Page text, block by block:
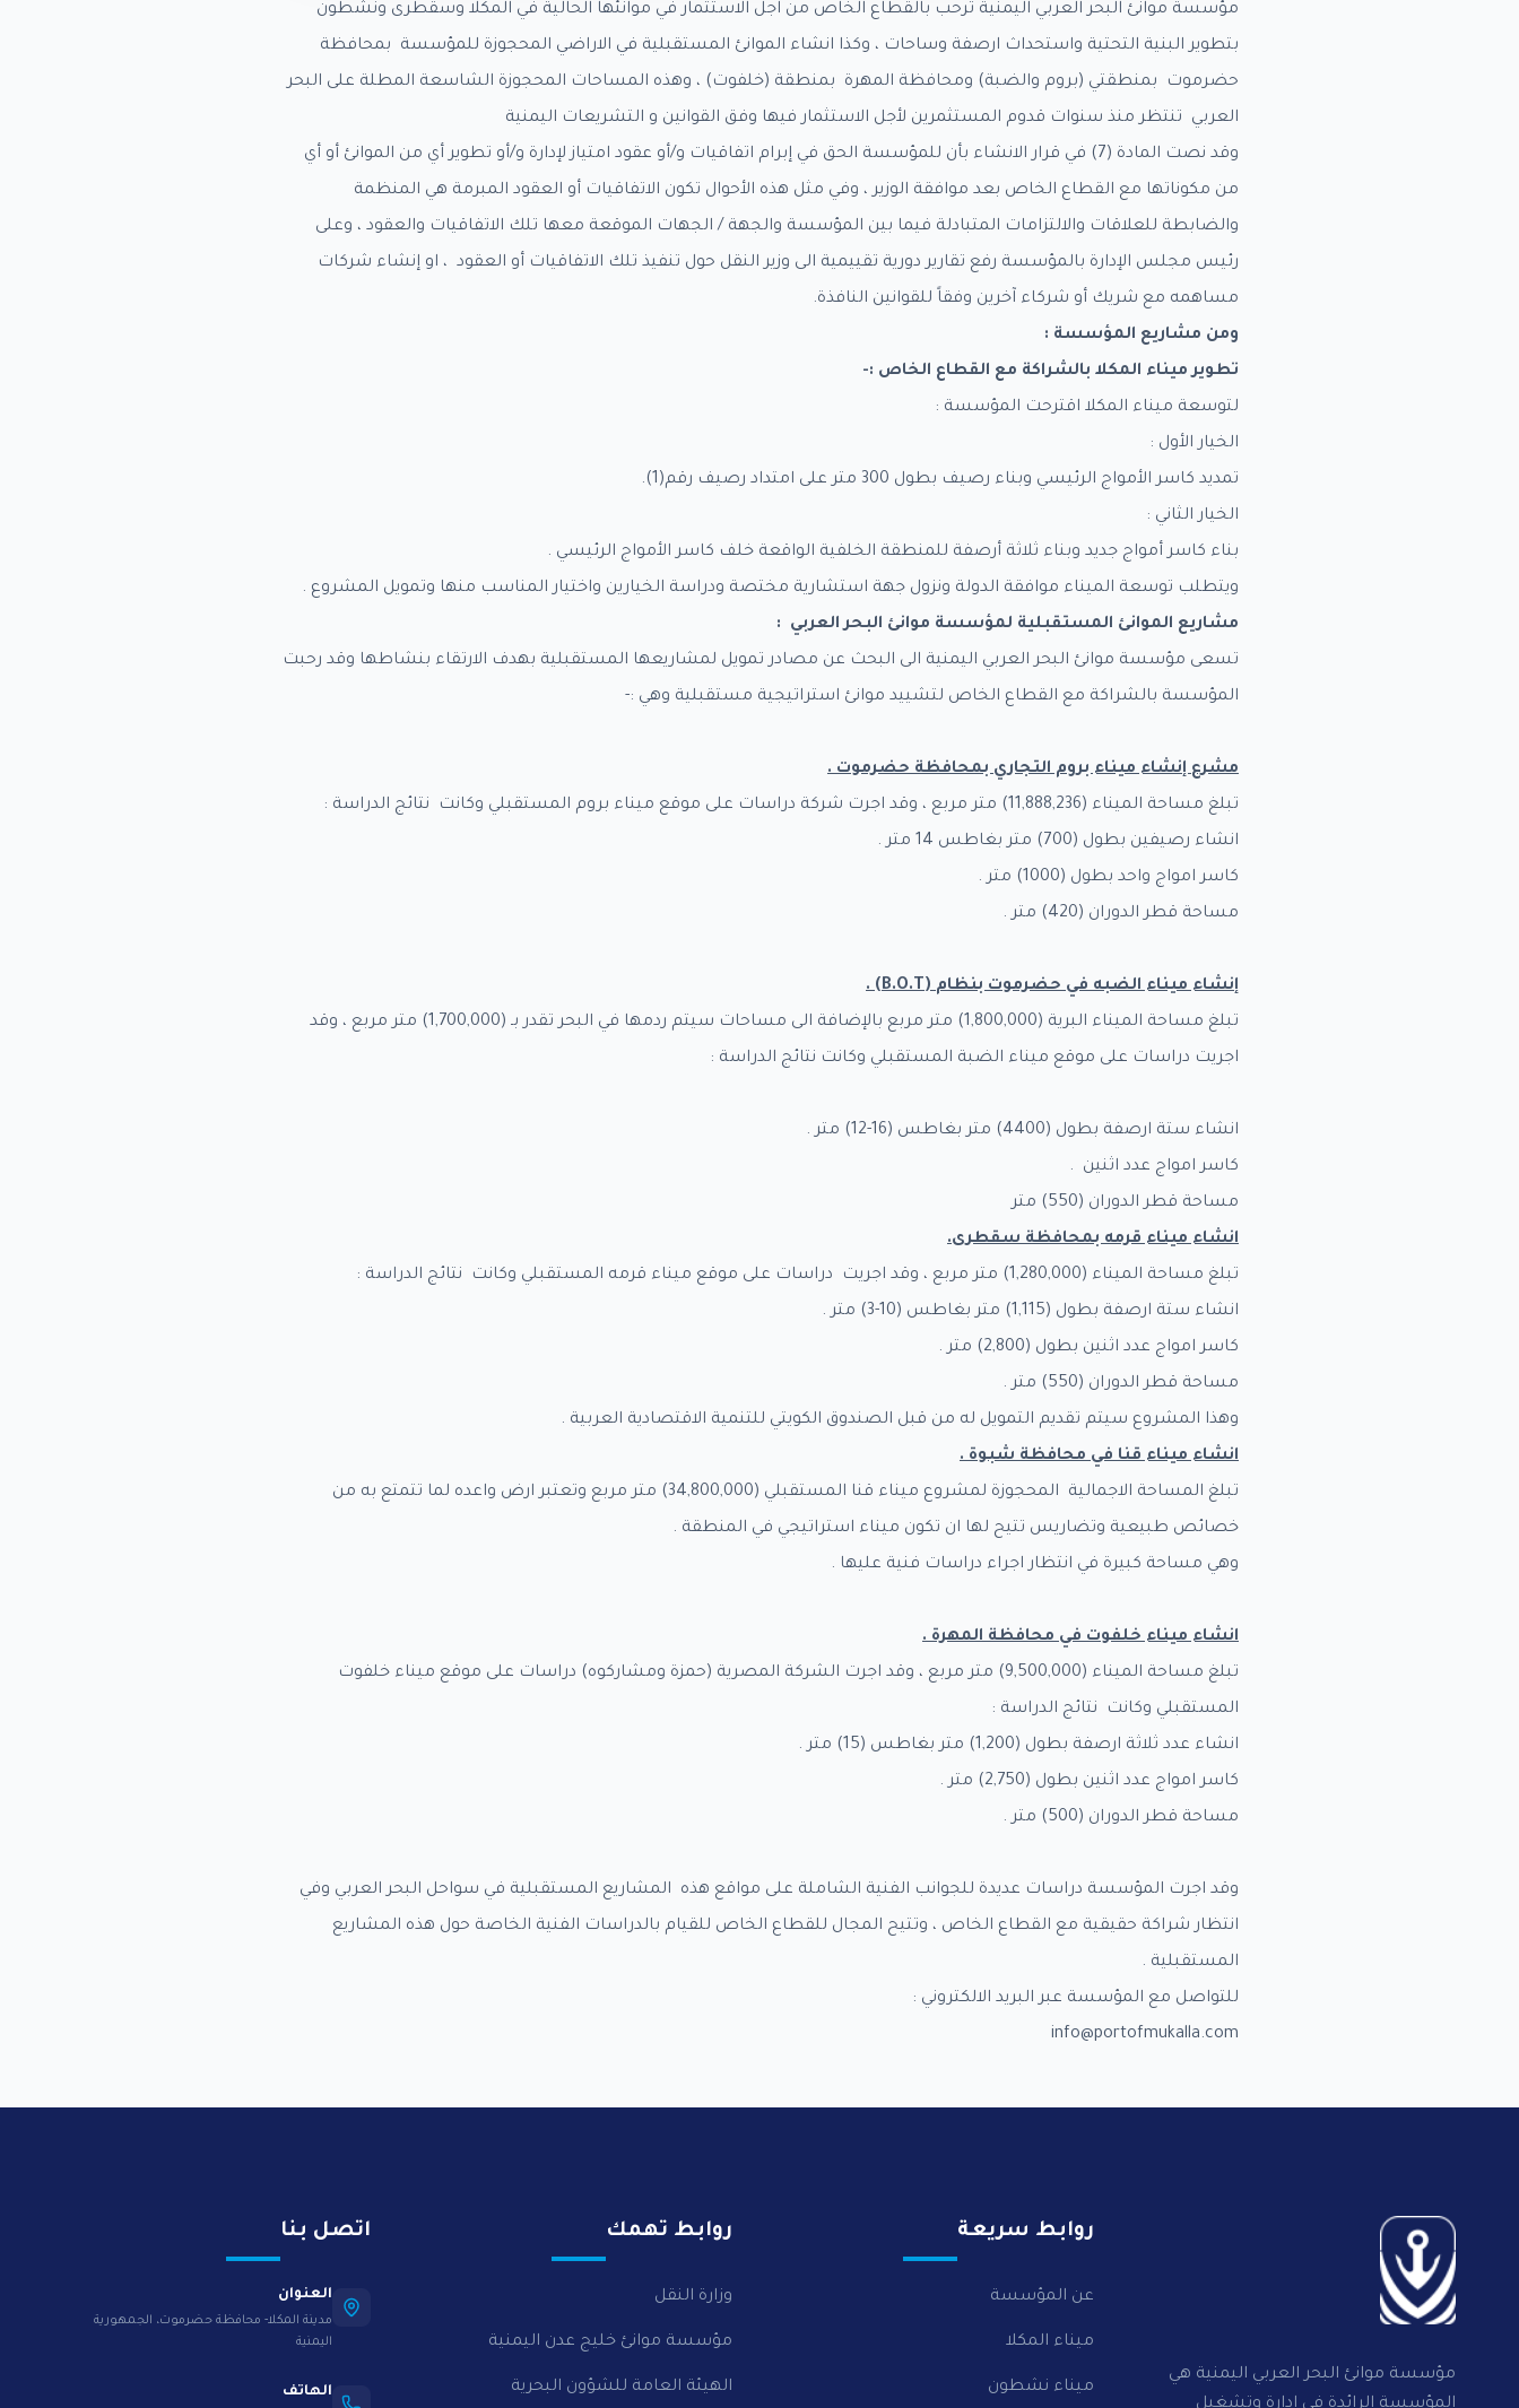
مؤسسة موانئ البحر العربي اليمنية ترحب بالقطاع الخاص من اجل الاستثمار في موانئها الحالية في المكلا وسقطرى ونشطون
بتطوير البنية التحتية واستحداث ارصفة وساحات ، وكذا انشاء الموانئ المستقبلية في الاراضي المحجوزة للمؤسسة بمحافظة
حضرموت بمنطقتي (بروم والضبة) ومحافظة المهرة بمنطقة (خلفوت) ، وهذه المساحات المحجوزة الشاسعة المطلة على البحر
العربي تنتظر منذ سنوات قدوم المستثمرين لأجل الاستثمار فيها وفق القوانين و التشريعات اليمنية
وقد نصت المادة (7) في قرار الانشاء بأن للمؤسسة الحق في إبرام اتفاقيات و/أو عقود امتياز لإدارة و/أو تطوير أي من الموانئ أو أي
من مكوناتها مع القطاع الخاص بعد موافقة الوزير ، وفي مثل هذه الأحوال تكون الاتفاقيات أو العقود المبرمة هي المنظمة
والضابطة للعلاقات والالتزامات المتبادلة فيما بين المؤسسة والجهة / الجهات الموقعة معها تلك الاتفاقيات والعقود ، وعلى
رئيس مجلس الإدارة بالمؤسسة رفع تقارير دورية تقييمية الى وزير النقل حول تنفيذ تلك الاتفاقيات أو العقود ، او إنشاء شركات
مساهمه مع شريك أو شركاء آخرين وفقاً للقوانين النافذة.
ومن مشاريع المؤسسة :
تطوير ميناء المكلا بالشراكة مع القطاع الخاص :-
لتوسعة ميناء المكلا اقترحت المؤسسة :
الخيار الأول :
تمديد كاسر الأمواج الرئيسي وبناء رصيف بطول 300 متر على امتداد رصيف رقم(1).
الخيار الثاني :
بناء كاسر أمواج جديد وبناء ثلاثة أرصفة للمنطقة الخلفية الواقعة خلف كاسر الأمواج الرئيسي .
ويتطلب توسعة الميناء موافقة الدولة ونزول جهة استشارية مختصة ودراسة الخيارين واختيار المناسب منها وتمويل المشروع .
مشاريع الموانئ المستقبلية لمؤسسة موانئ البحر العربي
:
تسعى مؤسسة موانئ البحر العربي اليمنية الى البحث عن مصادر تمويل لمشاريعها المستقبلية بهدف الارتقاء بنشاطها وقد رحبت
المؤسسة بالشراكة مع القطاع الخاص لتشييد موانئ استراتيجية مستقبلية وهي :-
مشرع إنشاء ميناء بروم التجاري بمحافظة حضرموت .
تبلغ مساحة الميناء (11,888,236) متر مربع ، وقد اجرت شركة دراسات على موقع ميناء بروم المستقبلي وكانت نتائج الدراسة :
انشاء رصيفين بطول (700) متر بغاطس 14 متر .
كاسر امواج واحد بطول (1000) متر .
مساحة قطر الدوران (420) متر .
إنشاء ميناء الضبه في حضرموت بنظام (B.O.T) .
تبلغ مساحة الميناء البرية (1,800,000) متر مربع بالإضافة الى مساحات سيتم ردمها في البحر تقدر بـ (1,700,000) متر مربع ، وقد
اجريت دراسات على موقع ميناء الضبة المستقبلي وكانت نتائج الدراسة :
انشاء ستة ارصفة بطول (4400) متر بغاطس (16-12) متر .
كاسر امواج عدد اثنين .
مساحة قطر الدوران (550) متر
انشاء ميناء قرمه بمحافظة سقطرى.
تبلغ مساحة الميناء (1,280,000) متر مربع ، وقد اجريت دراسات على موقع ميناء قرمه المستقبلي وكانت نتائج الدراسة :
انشاء ستة ارصفة بطول (1,115) متر بغاطس (10-3) متر .
كاسر امواج عدد اثنين بطول (2,800) متر .
مساحة قطر الدوران (550) متر .
وهذا المشروع سيتم تقديم التمويل له من قبل الصندوق الكويتي للتنمية الاقتصادية العربية .
انشاء ميناء قنا في محافظة شبوة .
تبلغ المساحة الاجمالية المحجوزة لمشروع ميناء قنا المستقبلي (34,800,000) متر مربع وتعتبر ارض واعده لما تتمتع به من
خصائص طبيعية وتضاريس تتيح لها ان تكون ميناء استراتيجي في المنطقة .
وهي مساحة كبيرة في انتظار اجراء دراسات فنية عليها .
انشاء ميناء خلفوت في محافظة المهرة .
تبلغ مساحة الميناء (9,500,000) متر مربع ، وقد اجرت الشركة المصرية (حمزة ومشاركوه) دراسات على موقع ميناء خلفوت
المستقبلي وكانت نتائج الدراسة :
انشاء عدد ثلاثة ارصفة بطول (1,200) متر بغاطس (15) متر .
كاسر امواج عدد اثنين بطول (2,750) متر .
مساحة قطر الدوران (500) متر .
وقد اجرت المؤسسة دراسات عديدة للجوانب الفنية الشاملة على مواقع هذه المشاريع المستقبلية في سواحل البحر العربي وفي
انتظار شراكة حقيقية مع القطاع الخاص ، وتتيح المجال للقطاع الخاص للقيام بالدراسات الفنية الخاصة حول هذه المشاريع
المستقبلية .
للتواصل مع المؤسسة عبر البريد الالكتروني :
info@portofmukalla.com
مؤسسة موانئ البحر العربي اليمنية هي
روابط سريعة
عن المؤسسة
ميناء المكلا
ميناء نشطون
روابط تهمك
وزارة النقل
مؤسسة موانئ خليج عدن اليمنية
الهيئة العامة للشؤون البحرية
اتصل بنا
العنوان
مدينة المكلا- محافظة حضرموت، الجمهورية
اليمنية
الهاتف